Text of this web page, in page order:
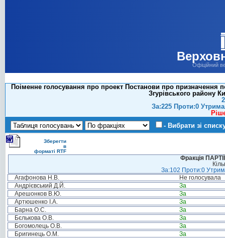
Офіційний
Поіменне голосування про проект Постанови про призначення
Згурівського району
За:225 Проти:0
- Вибрати зі
Зберегти
в
форматі RTF
Фракція
За:102 Проти:0
Агафонова Н.В.
Не голосувала
Андрієвський Д.Й.
За
Арешонков В.Ю.
За
Артюшенко І.А.
За
Барна О.С.
За
Бєлькова О.В.
За
Богомолець О.В.
За
Бригинець О.М.
За